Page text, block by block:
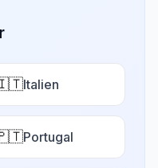
Italien
Portugal